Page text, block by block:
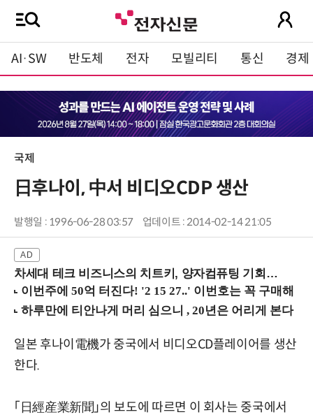
AI·SW 반도체 전자 모빌리티 통신 경제
국제
日후나이, 中서 비디오CDP 생산
발행일 : 1996-06-28 03:57 업데이트 : 2014-02-14 21:05
차세대 테크 비즈니스의 치트키, 양자컴퓨팅 기회를 선점하라! (8/28 강남역)
일본 후나이電機가 중국에서 비디오CD플레이어를 생산
한다.
「日經産業新聞」의 보도에 따르면 이 회사는 중국에서